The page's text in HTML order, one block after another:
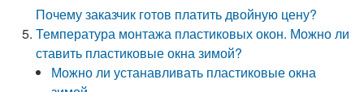
Почему заказчик готов платить двойную цену?
Температура монтажа пластиковых окон. Можно ли
ставить пластиковые окна зимой?
Можно ли устанавливать пластиковые окна